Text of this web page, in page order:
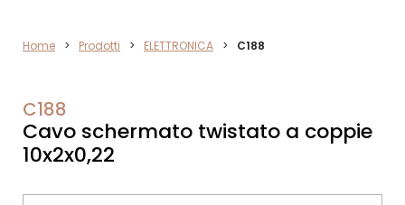
DATA
Home > Prodotti > ELETTRONICA > C188
C188
Cavo schermato twistato a coppie
10x2x0,22